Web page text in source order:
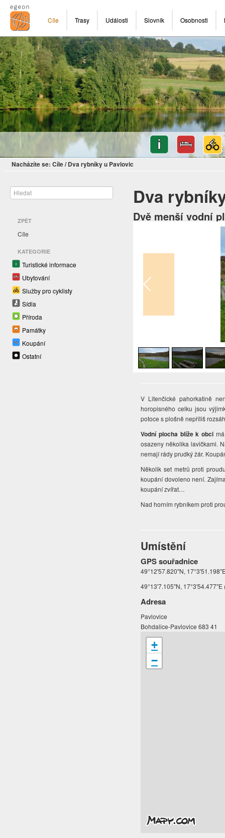
Cíle Trasy Události Slovník Osobnosti
Nacházíte se: Cíle/ Dva rybníky u Pavlovic
ZPĚT
Cíle
KATEGORIE
Turistické informace
Ubytování
Služby pro cyklisty
Sídla
Příroda
Památky
Koupání
Ostatní
Dva
Dvě menší vodní
V Litenčické pahorkatině
horopisného celku jsou
potoce s plošně nepříliš
Vodní plocha blíže k obci
osazeny několika lavičkami.
nemají rády prudký žár.
Několik set metrů proti
koupání dovoleno není.
koupání zvířat…
Nad horním rybníkem proti
Umístění
GPS souřadnice
49°12'57.820"N,
49°13'7.105"N,
Adresa
Pavlovice
Bohdalice-Pavlovice 683 41
+
−